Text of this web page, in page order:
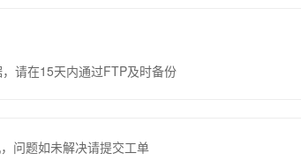
请在15天内通过FTP及时备份
问题如未解决请提交工单